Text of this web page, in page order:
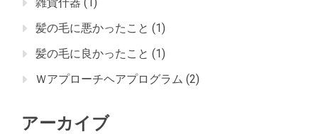
髪の毛に悪かったこと (1)
髪の毛に良かったこと (1)
Ｗアプローチヘアプログラム (2)
アーカイブ